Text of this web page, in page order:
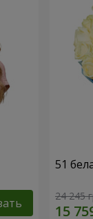
51
24 245